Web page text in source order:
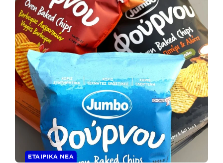
ΕΤΑΙΡΙΚΆ ΝΈΑ